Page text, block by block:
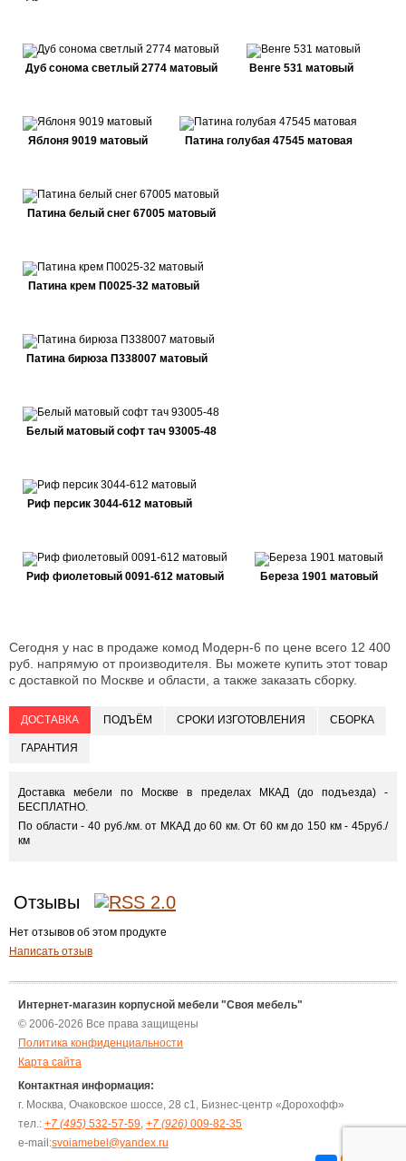
Дуб сонома светлый 2774 матовый Венге 531 матовый
Яблоня 9019 матовый Патина голубая 47545 матовая
Патина белый снег 67005 матовый
Патина крем П0025-32 матовый
Патина бирюза П338007 матовый
Белый матовый софт тач 93005-48
Риф персик 3044-612 матовый
Риф фиолетовый 0091-612 матовый Береза 1901 матовый
Сегодня у нас в продаже комод Модерн-6 по цене всего 12 400
руб. напрямую от производителя. Вы можете купить этот товар
с доставкой по Москве и области, а также заказать сборку.
ДОСТАВКА ПОДЪЁМ СРОКИ ИЗГОТОВЛЕНИЯ СБОРКА
ГАРАНТИЯ
Доставка мебели по Москве в пределах МКАД (до подъезда) -
БЕСПЛАТНО.
По области - 40 руб./км. от МКАД до 60 км. От 60 км до 150 км - 45руб./
км
Отзывы
Нет отзывов об этом продукте
Написать отзыв
Интернет-магазин корпусной мебели "Своя мебель"
© 2006-2026 Все права защищены
Политика конфиденциальности
Карта сайта
Контактная информация:
г. Москва, Очаковское шоссе, 28 с1, Бизнес-центр «Дорохофф»
тел.: +7 (495) 532-57-59, +7 (926) 009-82-35
e-mail:svoiamebel@yandex.ru